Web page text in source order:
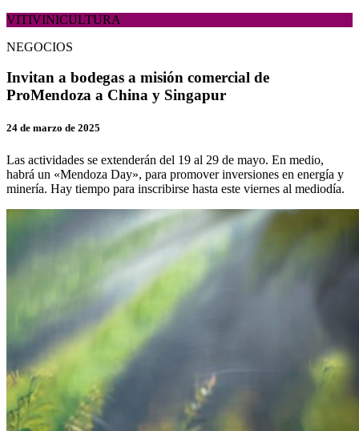
VITIVINICULTURA
NEGOCIOS
Invitan a bodegas a misión comercial de
ProMendoza a China y Singapur
24 de marzo de 2025
Las actividades se extenderán del 19 al 29 de mayo. En medio,
habrá un «Mendoza Day», para promover inversiones en energía y
minería. Hay tiempo para inscribirse hasta este viernes al mediodía.